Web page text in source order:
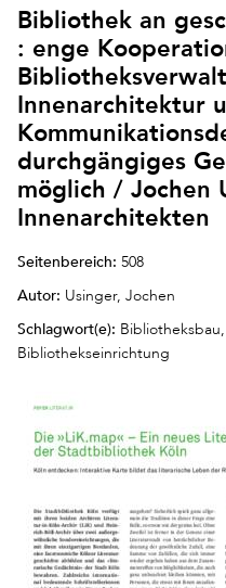
Bibliothek an
: enge
Innenarchitektur
durchgängiges
möglich / Jochen
Innenarchitekten
Seitenbereich: 508
Autor: Usinger, Jochen
Schlagwort(e):
Bibliothekseinrichtung